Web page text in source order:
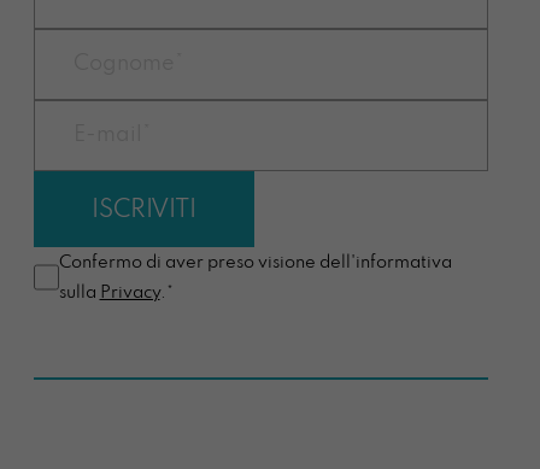
Confermo di aver preso visione dell'informativa
sulla Privacy.*